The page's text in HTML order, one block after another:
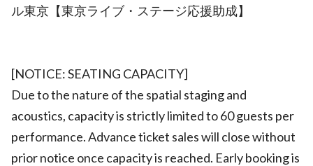
ル東京【東京ライブ・ステージ応援助成】
[NOTICE: SEATING CAPACITY]
Due to the nature of the spatial staging and
acoustics, capacity is strictly limited to 60 guests per
performance. Advance ticket sales will close without
prior notice once capacity is reached. Early booking is